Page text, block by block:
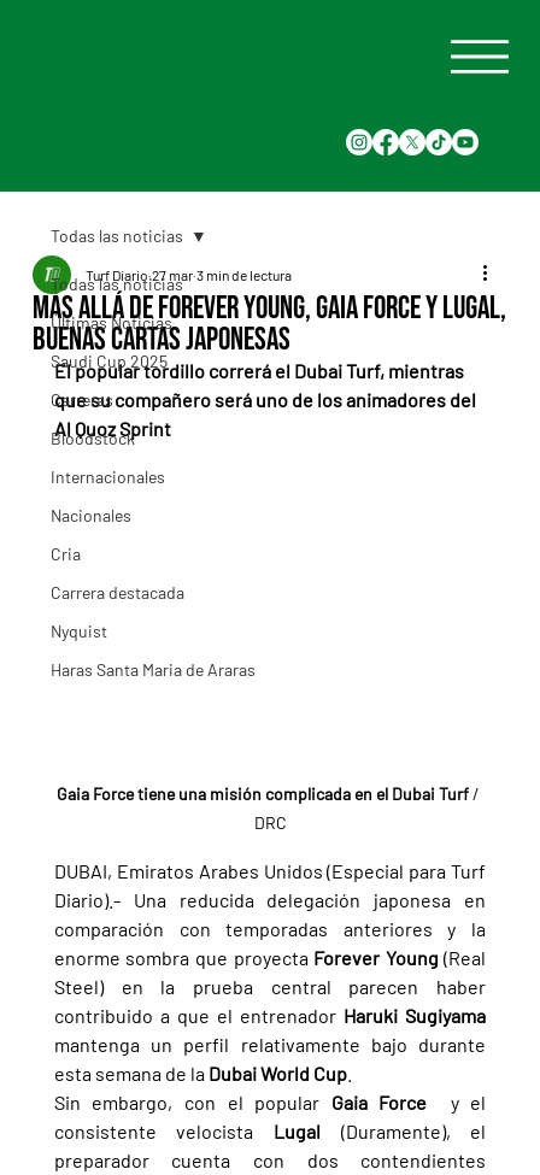
Todas las noticias
Últimas Noticias
Saudi Cup 2025
Carreras
Bloodstock
Internacionales
Nacionales
Cria
Carrera destacada
Nyquist
Haras Santa Maria de Araras
Todas las noticias
Más allá de Forever Young, Gaia Force y Lugal,
buenas cartas japonesas
Turf Diario 27 mar 3 min de lectura
El popular tordillo correrá el Dubai Turf, mientras
que su compañero será uno de los animadores del
Al Quoz Sprint
Gaia Force tiene una misión complicada en el Dubai Turf /
DRC
DUBAI, Emiratos Arabes Unidos (Especial para Turf
Diario).- Una reducida delegación japonesa en
comparación con temporadas anteriores y la
enorme sombra que proyecta Forever Young (Real
Steel) en la prueba central parecen haber
contribuido a que el entrenador
mantenga un perfil relativamente bajo durante
esta semana de la Dubai World Cup.
Sin embargo, con el popular Gaia Force y el
consistente velocista Lugal (Duramente), el
preparador cuenta con dos contendientes